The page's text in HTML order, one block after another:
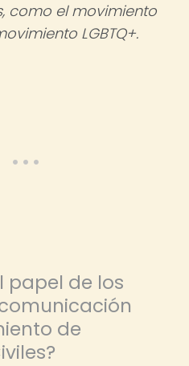
como el movimiento
LGBTQ+.
papel de los
de